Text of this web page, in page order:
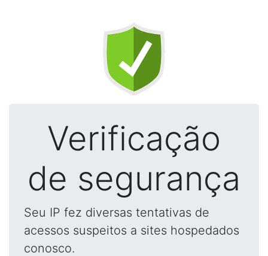
Verificação
de segurança
Seu IP fez diversas tentativas de
acessos suspeitos a sites hospedados
conosco.